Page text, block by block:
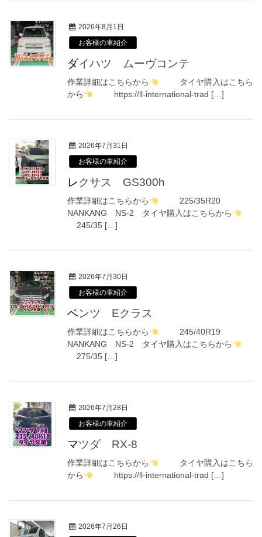
2026年8月1日
お客様の車紹介
ダイハツ ムーヴコンテ
作業詳細はこちらから
タイヤ購入はこちら
から
https://ll-international-trad […]
2026年7月31日
お客様の車紹介
レクサス GS300h
作業詳細はこちらから
225/35R20
NANKANG NS-2 タイヤ購入はこちらから
245/35 […]
2026年7月30日
お客様の車紹介
ベンツ Eクラス
作業詳細はこちらから
245/40R19
NANKANG NS-2 タイヤ購入はこちらから
275/35 […]
2026年7月28日
お客様の車紹介
マツダ RX-8
作業詳細はこちらから
タイヤ購入はこちら
から
https://ll-international-trad […]
2026年7月26日